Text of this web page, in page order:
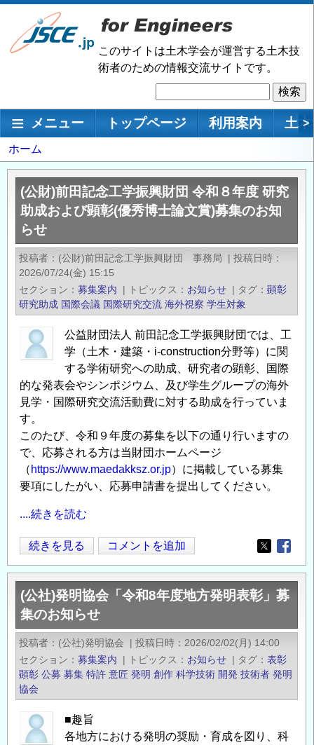
メ
ン
移
このサイトは土木学会が運営する土木技
術者のための情報交流サイトです。
索
メインナビゲーション
メニュー トップページ 利用案内 土 >
パ
ン
く
ホーム
(公財)前田記念工学振興財団 令和８年度 研究
助成および顕彰(優秀博士論文賞)募集のお知
らせ
投稿者 (公財)前田記念工学振興財団 事務局 | 投稿日時
2026/07/24(金) 15:15
セクション
募集案内 | トピックス お知らせ | タグ
顕彰
研究助成 国際会議 国際研究交流 海外視察 学生対象
公益財団法人 前田記念工学振興財団では、工
学（土木・建築・i-construction分野等）に関
する学術研究への助成、研究者の顕彰、国際
的な発表会やシンポジウム、及び学生グループの海外
見学・国際研究交流活動費に対する助成を行っていま
す。
このたび、令和９年度の募集を以下の通り行いますの
で、応募される方は当財団ホームページ
（ https://www.maedakksz.or.jp）に掲載している募集
要項にしたがい、応募申請書を提出してください。
....続きを読む
(公
財)
前
田
記
念
工
学
振
興
財
続きを見る コメントを追加
Opens in
(公社)発明協会「令和8年度地方発明表彰」募
集のお知らせ
投稿者 (公社)発明協会 | 投稿日時
2026/02/02(月) 14:00
セクション
募集案内 | トピックス お知らせ | タグ
表彰
顕彰 公募 募集 特許 意匠 発明 創作 科学技術 開発 技術者 発明
協会
■趣旨
各地方における発明の奨励・育成を図り、科